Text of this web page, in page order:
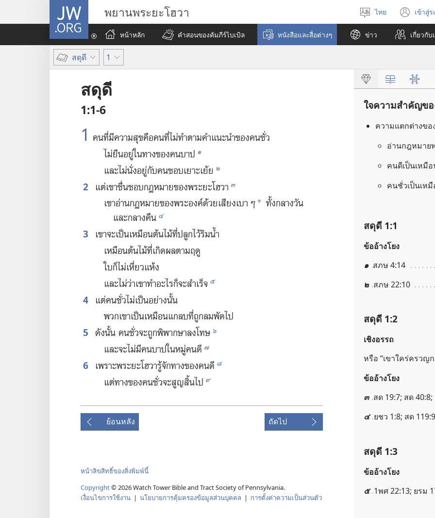
JW.ORG พยานพระยะโฮวา
เลือก
ภาษา
ไทย เข้าสู่ร
(เปิด
หน้
ให
หน้าหลัก
คำสอนของคัมภีร์ไบเบิล หนังสือและสื่อต่างๆ ข่าว เกี่ยว​กับ​
สดุดี 1
สดุดี
1:1-6
1 คน​ที่​มี​ความ​สุข​คือ​คน​ที่​ไม่​ทำ​ตาม​คำ​แนะ​นำ​ของ​คน​ชั่ว
ไม่​ยืน​อยู่​ใน​ทาง​ของ​คน​บาป ๑
และ​ไม่​นั่ง​อยู่​กับ​คน​ชอบ​เยาะเย้ย ๒
2 แต่​เขา​ชื่น​ชอบ​กฎหมาย​ของ​พระ​ยะโฮวา ๓
เขา​อ่าน​กฎหมาย​ของ​พระองค์​ด้วย​เสียง​เบา ๆ* ทั้ง​กลางวัน​
และ​กลางคืน ๔
3
เขา​จะ​เป็น​เหมือน​ต้น​ไม้​ที่​ปลูก​ไว้​ริม​น้ำ
เหมือน​ต้น​ไม้​ที่​เกิด​ผล​ตาม​ฤดู
ใบ​ก็​ไม่​เหี่ยว​แห้ง
และ​ไม่​ว่า​เขา​ทำ​อะไร​ก็​จะ​สำเร็จ ๕
4
แต่​คน​ชั่ว​ไม่​เป็น​อย่าง​นั้น
พวก​เขา​เป็น​เหมือน​แกลบ​ที่​ถูก​ลม​พัด​ไป
5 ดัง​นั้น คน​ชั่ว​จะ​ถูก​พิพากษา​ลง​โทษ ๖
และ​จะ​ไม่​มี​คน​บาป​ใน​หมู่​คน​ดี ๗
6 เพราะ​พระ​ยะโฮวา​รู้​จัก​ทาง​ของ​คน​ดี ๘
แต่​ทาง​ของ​คน​ชั่ว​จะ​สูญ​สิ้น​ไป ๙
ย้อนหลัง ถัดไป
หน้าลิขสิทธิ์ของสิ่งพิมพ์นี้
Copyright©2026Watch Tower Bible and Tract Society of Pennsylvania.
เงื่อนไขการใช้งาน | นโยบายการคุ้มครองข้อมูลส่วนบุคคล | การตั้งค่าความเป็นส่วนตัว
ใจความสำคัญข
ความ​แตกต่าง​ขอ
อ่าน​กฎหมาย​
คน​ดี​เป็น​เหมื
คน​ชั่ว​เป็น​เห
สดุดี 1:1
ข้ออ้างโยง
๑ สภษ 4:14
๒ สภษ 22:10
สดุดี 1:2
เชิงอรรถ
หรือ “เขา​ใคร่ครวญ​
ข้ออ้างโยง
๓ สด 19:7; สด
๔ ยชว 1:8; สด
สดุดี 1:3
ข้ออ้างโยง
๕ 1พศ 22:13; ยรม